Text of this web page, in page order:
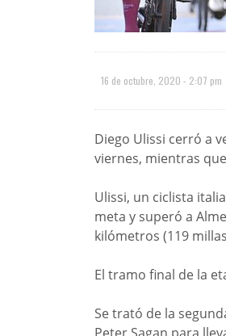
16 de octubre, 2020 - 2:07 pm
Diego Ulissi cerró a
viernes, mientras
Ulissi, un ciclista
meta y superó a
kilómetros (119
El tramo final de la
Se trató de la